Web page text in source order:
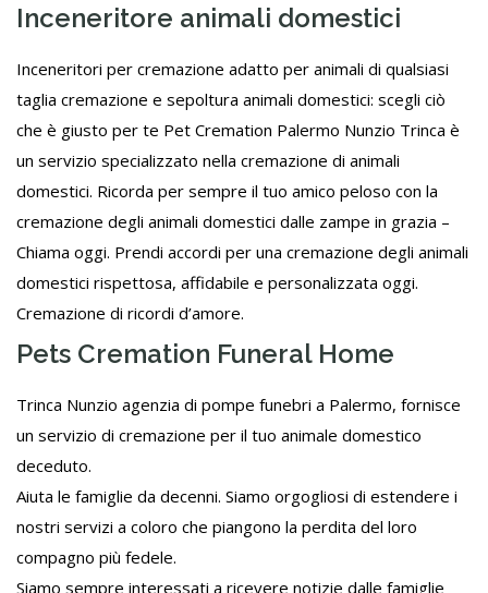
Inceneritore animali domestici
Inceneritori per cremazione adatto per animali di qualsiasi
taglia cremazione e sepoltura animali domestici: scegli ciò
che è giusto per te Pet Cremation Palermo Nunzio Trinca è
un servizio specializzato nella cremazione di animali
domestici. Ricorda per sempre il tuo amico peloso con la
cremazione degli animali domestici dalle zampe in grazia –
Chiama oggi. Prendi accordi per una cremazione degli animali
domestici rispettosa, affidabile e personalizzata oggi.
Cremazione di ricordi d’amore.
Pets Cremation Funeral Home
Trinca Nunzio agenzia di pompe funebri a Palermo, fornisce
un servizio di cremazione per il tuo animale domestico
deceduto.
Aiuta le famiglie da decenni. Siamo orgogliosi di estendere i
nostri servizi a coloro che piangono la perdita del loro
compagno più fedele.
Siamo sempre interessati a ricevere notizie dalle famiglie